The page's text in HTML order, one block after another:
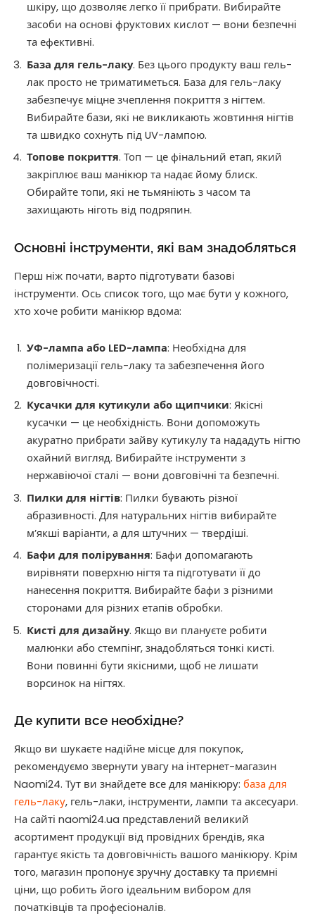
шкіру, що дозволяє легко її прибрати. Вибирайте
засоби на основі фруктових кислот — вони безпечні
та ефективні.
База для гель-лаку. Без цього продукту ваш гель-
лак просто не триматиметься. База для гель-лаку
забезпечує міцне зчеплення покриття з нігтем.
Вибирайте бази, які не викликають жовтиння нігтів
та швидко сохнуть під UV-лампою.
Топове покриття. Топ — це фінальний етап, який
закріплює ваш манікюр та надає йому блиск.
Обирайте топи, які не тьмяніють з часом та
захищають ніготь від подряпин.
Основні інструменти, які вам знадобляться
Перш ніж почати, варто підготувати базові
інструменти. Ось список того, що має бути у кожного,
хто хоче робити манікюр вдома:
УФ-лампа або LED-лампа: Необхідна для
полімеризації гель-лаку та забезпечення його
довговічності.​
Кусачки для кутикули або щипчики: Якісні
кусачки — це необхідність. Вони допоможуть
акуратно прибрати зайву кутикулу та нададуть нігтю
охайний вигляд. Вибирайте інструменти з
нержавіючої сталі — вони довговічні та безпечні.
Пилки для нігтів: Пилки бувають різної
абразивності. Для натуральних нігтів вибирайте
м’якші варіанти, а для штучних — твердіші.
Бафи для полірування: Бафи допомагають
вирівняти поверхню нігтя та підготувати її до
нанесення покриття. Вибирайте бафи з різними
сторонами для різних етапів обробки.
Кисті для дизайну. Якщо ви плануєте робити
малюнки або стемпінг, знадобляться тонкі кисті.
Вони повинні бути якісними, щоб не лишати
ворсинок на нігтях.
Де купити все необхідне?
Якщо ви шукаєте надійне місце для покупок,
рекомендуємо звернути увагу на інтернет-магазин
Naomi24. Тут ви знайдете все для манікюру: база для
гель-лаку, гель-лаки, інструменти, лампи та аксесуари.
На сайті naomi24.ua представлений великий
асортимент продукції від провідних брендів, яка
гарантує якість та довговічність вашого манікюру. Крім
того, магазин пропонує зручну доставку та приємні
ціни, що робить його ідеальним вибором для
початківців та професіоналів.